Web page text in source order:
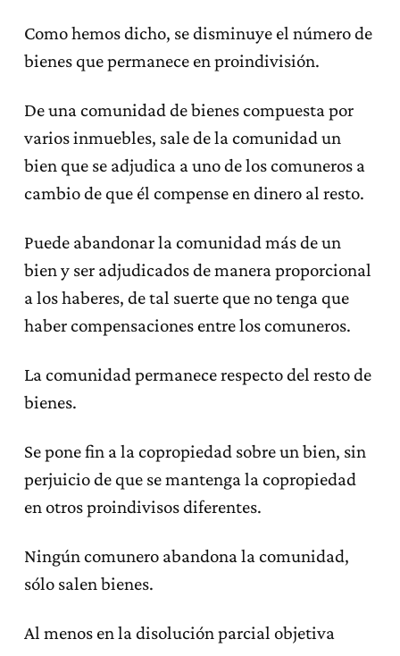
Como hemos dicho, se disminuye el número de
bienes que permanece en proindivisión.
De una comunidad de bienes compuesta por
varios inmuebles, sale de la comunidad un
bien que se adjudica a uno de los comuneros a
cambio de que él compense en dinero al resto.
Puede abandonar la comunidad más de un
bien y ser adjudicados de manera proporcional
a los haberes, de tal suerte que no tenga que
haber compensaciones entre los comuneros.
La comunidad permanece respecto del resto de
bienes.
Se pone fin a la copropiedad sobre un bien, sin
perjuicio de que se mantenga la copropiedad
en otros proindivisos diferentes.
Ningún comunero abandona la comunidad,
sólo salen bienes.
Al menos en la disolución parcial objetiva